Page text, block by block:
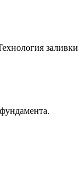
заливки